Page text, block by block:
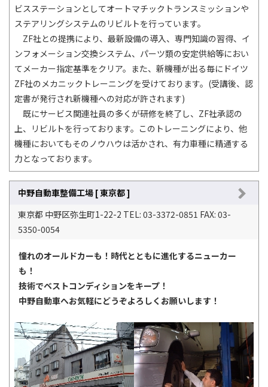
ビスステーションとしてオートマチックトランスミッションや
ステアリングシステムのリビルトを行っています。
ZF社との提携により、最新設備の導入、専門知識の習得、イ
ンフォメーション交換システム、パーツ類の安定供給等におい
てメーカー指定基準をクリア。また、新機種が出る毎にドイツ
ZF社のメカニックトレーニングを受けております。(受講後、認
定書が発行され新機種への対応が許されます)
既にサービス関連社員の多くが研修を終了し、ZF社承認の
上、リビルトを行っております。このトレーニングにより、他
機種においてもそのノウハウは活かされ、有力車種に精通する
力となっております。
中野自動車整備工場 [ 東京都 ]
東京都 中野区弥生町1-22-2 TEL: 03-3372-0851 FAX: 03-
5350-0054
憧れのオールドカーも！時代とともに進化するニューカー
も！
技術でベストコンディションをキープ！
中野自動車へお気軽にどうぞよろしくお願いします！